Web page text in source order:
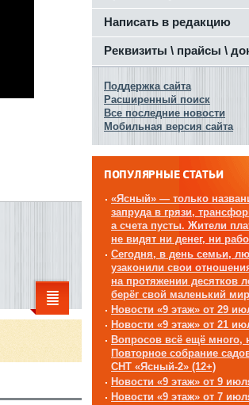
Написать в редакцию
Реквизиты \ прайсы \
Поддержка сайта
Расширенный поиск
Все последние новости
Мобильная версия сайта
ПОПУЛЯРНЫЕ СТАТЬИ
«Ясный» — только
запруда в грязи,
а счета пусты. Жители
не видят ни денег, ни
Сегодня, в день семьи,
узаконили свои
на протяжении десятков
берёг свой маленький
Новости «9 этаж» от 29
Новости «9 этаж» от 21
Вопросов всё ещё много,
Повторное собрание
СНТ «Ясный-2» (12+)
Новости «9 этаж» от 9
Новости «9 этаж» от 7